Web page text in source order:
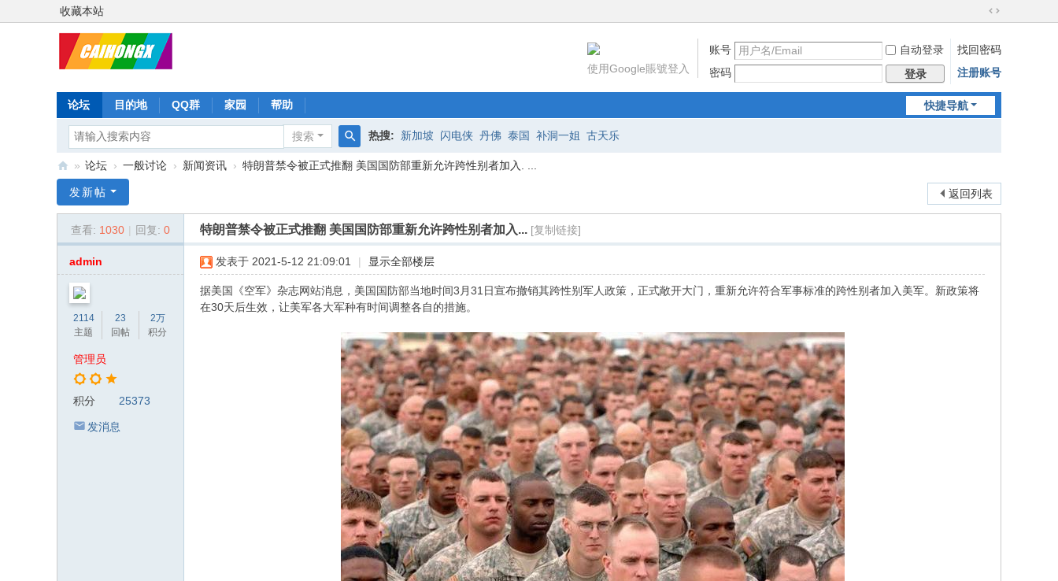
收藏本站
切
到
宽
版
账号 自动登录
找回密码
密码
登录 注册账号
使用Google賬號登入
快捷导航
论坛 目的地 QQ群 家园 帮助
搜索
搜
热搜: 新加坡 闪电侠 丹佛 泰国 补洞一姐 古天乐
虹
» 论坛 › 一般讨论 › 新闻资讯 › 特朗普禁令被正式推翻 美国国防部重新允许跨性别者加入. ...
返回列表
发新帖
查看: 1030 | 回复: 0 特朗普禁令被正式推翻 美国国防部重新允许跨性别者加入... [复制链接]
admin
2114
主题
23
回帖
2万
积分
管理员
积分 25373
发消息
发表于 2021-5-12 21:09:01 | 显示全部楼层
据美国《空军》杂志网站消息，美国国防部当地时间3月31日宣布撤销其跨性别军人政策，正式敞开大门，重新允许符合军事标准的跨性别者加入美军。新政策将
在30天后生效，让美军各大军种有时间调整各自的措施。